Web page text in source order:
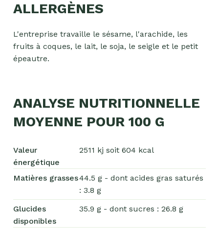
ALLERGÈNES
L'entreprise travaille le sésame, l'arachide, les
fruits à coques, le lait, le soja, le seigle et le petit
épeautre.
ANALYSE NUTRITIONNELLE
MOYENNE POUR 100 G
Valeur
énergétique
2511 kj soit 604 kcal
Matières grasses44.5 g - dont acides gras saturés
: 3.8 g
Glucides
disponibles
35.9 g - dont sucres : 26.8 g
Chocolat
Aides